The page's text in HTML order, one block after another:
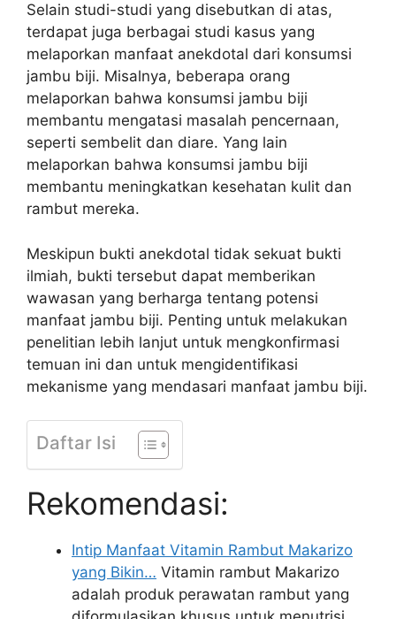
Selain studi-studi yang disebutkan di atas,
terdapat juga berbagai studi kasus yang
melaporkan manfaat anekdotal dari konsumsi
jambu biji. Misalnya, beberapa orang
melaporkan bahwa konsumsi jambu biji
membantu mengatasi masalah pencernaan,
seperti sembelit dan diare. Yang lain
melaporkan bahwa konsumsi jambu biji
membantu meningkatkan kesehatan kulit dan
rambut mereka.
Meskipun bukti anekdotal tidak sekuat bukti
ilmiah, bukti tersebut dapat memberikan
wawasan yang berharga tentang potensi
manfaat jambu biji. Penting untuk melakukan
penelitian lebih lanjut untuk mengkonfirmasi
temuan ini dan untuk mengidentifikasi
mekanisme yang mendasari manfaat jambu biji.
Daftar Isi
Rekomendasi:
Intip Manfaat Vitamin Rambut Makarizo
yang Bikin… Vitamin rambut Makarizo
adalah produk perawatan rambut yang